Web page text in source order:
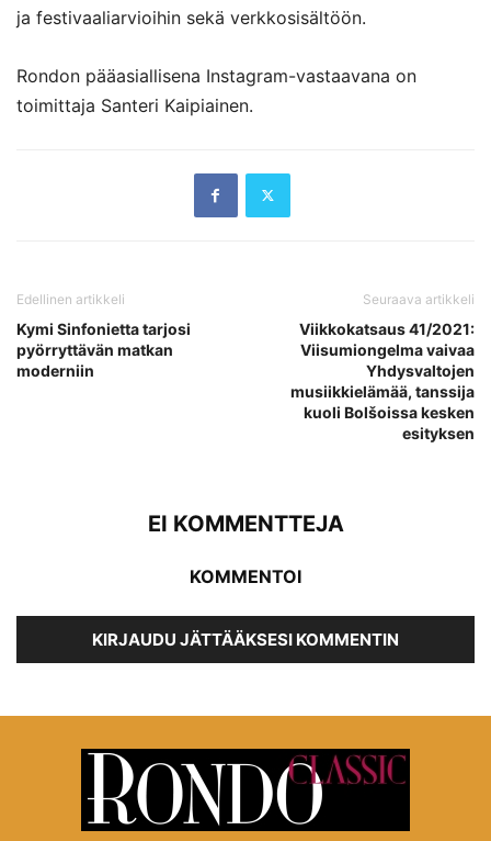
ja festivaaliarvioihin sekä verkkosisältöön.
Rondon pääasiallisena Instagram-vastaavana on
toimittaja Santeri Kaipiainen.
Edellinen artikkeli
Kymi Sinfonietta tarjosi
pyörryttävän matkan
moderniin
Seuraava artikkeli
Viikkokatsaus 41/2021:
Viisumiongelma vaivaa
Yhdysvaltojen
musiikkielämää, tanssija
kuoli Bolšoissa kesken
esityksen
EI KOMMENTTEJA
KOMMENTOI
KIRJAUDU JÄTTÄÄKSESI KOMMENTIN